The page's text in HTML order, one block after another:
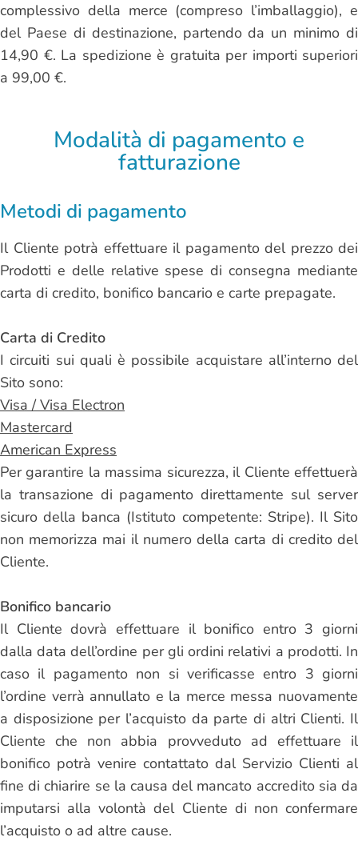
complessivo della merce (compreso l’imballaggio), e
del Paese di destinazione, partendo da un minimo di
14,90 €. La spedizione è gratuita per importi superiori
a 99,00 €.
Modalità di pagamento e
fatturazione
Metodi di pagamento
Il Cliente potrà effettuare il pagamento del prezzo dei
Prodotti e delle relative spese di consegna mediante
carta di credito, bonifico bancario e carte prepagate.
Carta di Credito
I circuiti sui quali è possibile acquistare all’interno del
Sito sono:
Visa / Visa Electron
Mastercard
American Express
Per garantire la massima sicurezza, il Cliente effettuerà
la transazione di pagamento direttamente sul server
sicuro della banca (Istituto competente: Stripe). Il Sito
non memorizza mai il numero della carta di credito del
Cliente.
Bonifico bancario
Il Cliente dovrà effettuare il bonifico entro 3 giorni
dalla data dell’ordine per gli ordini relativi a prodotti. In
caso il pagamento non si verificasse entro 3 giorni
l’ordine verrà annullato e la merce messa nuovamente
a disposizione per l’acquisto da parte di altri Clienti. Il
Cliente che non abbia provveduto ad effettuare il
bonifico potrà venire contattato dal Servizio Clienti al
fine di chiarire se la causa del mancato accredito sia da
imputarsi alla volontà del Cliente di non confermare
l’acquisto o ad altre cause.